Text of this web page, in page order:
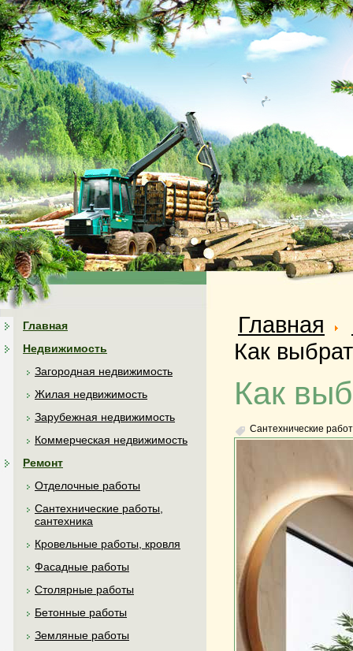
Главная
Недвижимость
Загородная недвижимость
Жилая недвижимость
Зарубежная недвижимость
Коммерческая недвижимость
Ремонт
Отделочные работы
Сантехнические работы,
сантехника
Кровельные работы, кровля
Фасадные работы
Столярные работы
Бетонные работы
Земляные работы
Главная
Как
Как
Сантехнические